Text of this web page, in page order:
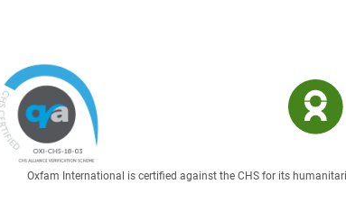
Oxfam International is certified against the CHS for its